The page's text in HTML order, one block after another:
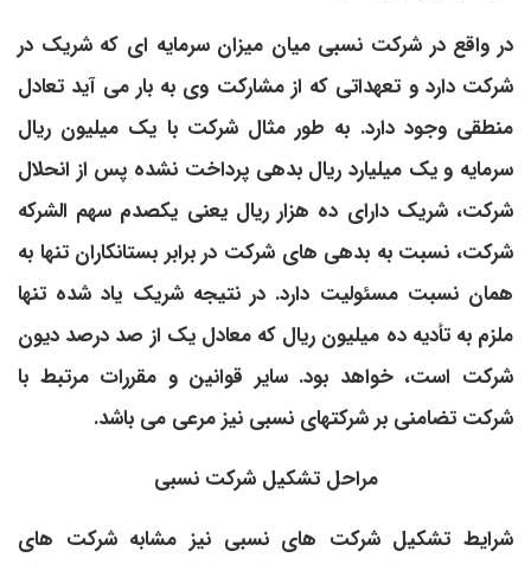
در واقع در شرکت نسبی میان میزان سرمایه ­ای که شریک در
شرکت دارد و تعهداتی که از مشارکت وی به بار می ­آید تعادل
منطقی وجود دارد. به طور مثال شرکت با یک میلیون ریال
سرمایه و یک میلیارد ریال بدهی پرداخت نشده پس از انحلال
شرکت، شریک دارای ده­ هزار ریال یعنی یک­صدم سهم ­الشرکه
شرکت، نسبت به بدهی­ های شرکت در برابر بستانکاران تنها به
همان نسبت مسئولیت دارد. در نتیجه شریک یاد شده تنها
ملزم به تأدیه ده میلیون ریال که معادل یک از صد درصد دیون
شرکت است، خواهد بود. سایر قوانین و مقررات مرتبط با
شرکت تضامنی بر شرکت­های نسبی نیز مرعی می ­باشد.
مراحل تشکیل شرکت نسبی
شرایط تشکیل شرکت­ های نسبی نیز مشابه شرکت­ های